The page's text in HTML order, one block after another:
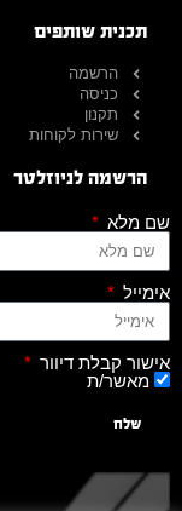
תכנית שותפים
הרשמה
כניסה
תקנון
שירות לקוחות
הרשמה לניוזלטר
שם מלא
אימייל
אישור קבלת דיוור
מאשר/ת
שלח